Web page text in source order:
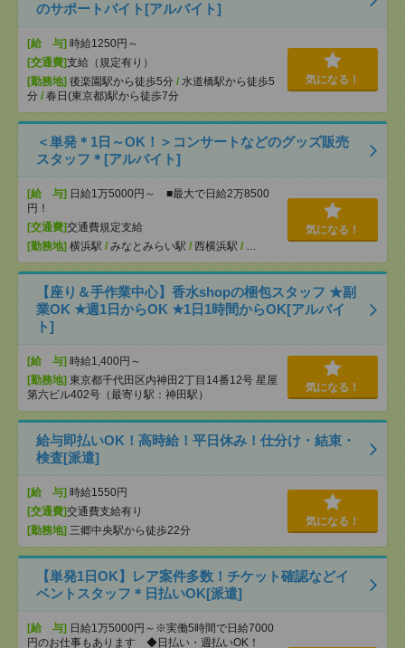
のサポートバイト[アルバイト]
[給 与] 時給1250円～
[交通費]支給（規定有り）
[勤務地] 後楽園駅から徒歩5分 / 水道橋駅から徒歩5
分 / 春日(東京都)駅から徒歩7分
気になる！
＜単発＊1日～OK！＞コンサートなどのグッズ販売
スタッフ＊[アルバイト]
[給 与] 日給1万5000円～ ■最大で日給2万8500
円！
[交通費]交通費規定支給
[勤務地] 横浜駅 / みなとみらい駅 / 西横浜駅 / …
気になる！
【座り＆手作業中心】香水shopの梱包スタッフ ★副
業OK ★週1日からOK ★1日1時間からOK[アルバイ
ト]
[給 与] 時給1,400円～
[勤務地] 東京都千代田区内神田2丁目14番12号 星屋
第六ビル402号（最寄り駅：神田駅）
気になる！
給与即払いOK！高時給！平日休み！仕分け・結束・
検査[派遣]
[給 与] 時給1550円
[交通費]交通費支給有り
[勤務地] 三郷中央駅から徒歩22分
気になる！
【単発1日OK】レア案件多数！チケット確認などイ
ベントスタッフ＊日払いOK[派遣]
[給 与] 日給1万5000円～※実働5時間で日給7000
円のお仕事もあります ◆日払い・週払いOK！